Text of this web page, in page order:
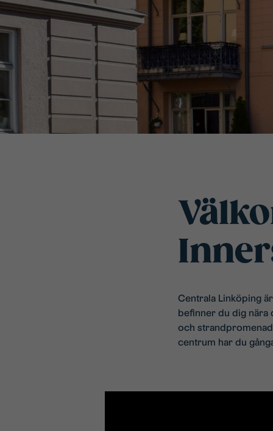
Centrala Linköping
befinner du dig nära
och
centrum har du